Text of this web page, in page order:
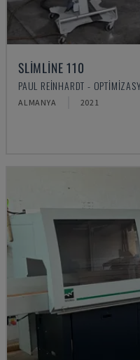
SLIMLINE 110
PAUL REINHARDT -
ALMANYA 2021